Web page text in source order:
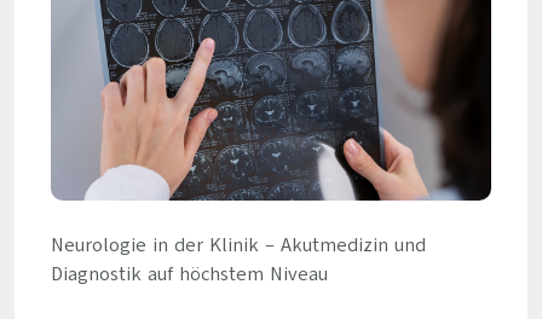
Neurologie in der Klinik – Akutmedizin und
Diagnostik auf höchstem Niveau